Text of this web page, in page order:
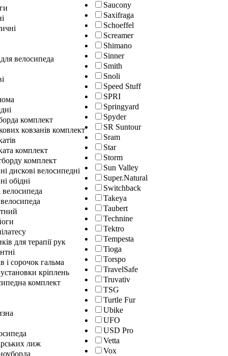
Saucony
Saxifraga
Schoeffel
Screamer
Shimano
Sinner
Smith
Snoli
Speed Stuff
SPRI
Springyard
Spyder
SR Suntour
Sram
Star
Storm
Sun Valley
Super.Natural
Switchback
Takeya
Taubert
Technine
Tektro
Tempesta
Tioga
Torspo
TravelSafe
Truvativ
TSG
Turtle Fur
Ubike
UFO
USD Pro
Vetta
Vox
велосипеда
комплект
ковзанів комплект
комплект
комплект
дискові велосипедні
обідні
велосипеда
для терапії рук
і сорочок гальма
кріплень
комплект
лиж